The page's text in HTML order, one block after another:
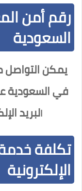
رقم أمن
السعودية
يمكن التواصل
في السعودية
البريد
تكلفة خدمة
الإلكترونية